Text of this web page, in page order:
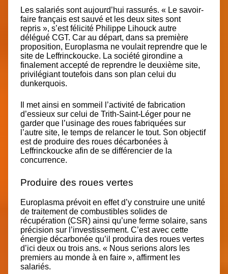
Les salariés sont aujourd’hui rassurés. « Le savoir-
faire français est sauvé et les deux sites sont
repris », s’est félicité Philippe Lihouck autre
délégué CGT. Car au départ, dans sa première
proposition, Europlasma ne voulait reprendre que le
site de Leffrinckoucke. La société girondine a
finalement accepté de reprendre le deuxième site,
privilégiant toutefois dans son plan celui du
dunkerquois.
Il met ainsi en sommeil l’activité de fabrication
d’essieux sur celui de Trith-Saint-Léger pour ne
garder que l’usinage des roues fabriquées sur
l’autre site, le temps de relancer le tout. Son objectif
est de produire des roues décarbonées à
Leffrinckoucke afin de se différencier de la
concurrence.
Produire des roues vertes
Europlasma prévoit en effet d’y construire une unité
de traitement de combustibles solides de
récupération (CSR) ainsi qu’une ferme solaire, sans
précision sur l’investissement. C’est avec cette
énergie décarbonée qu’il produira des roues vertes
d’ici deux ou trois ans. « Nous serions alors les
premiers au monde à en faire », affirment les
salariés.